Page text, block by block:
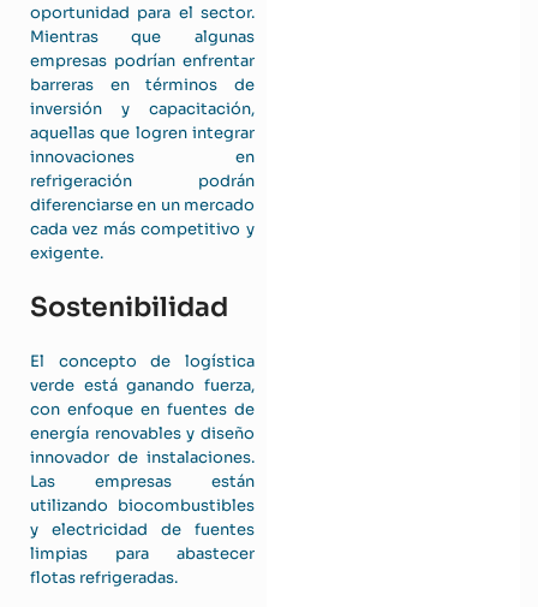
oportunidad para el sector.
Mientras que algunas
empresas podrían enfrentar
barreras en términos de
inversión y capacitación,
aquellas que logren integrar
innovaciones en
refrigeración podrán
diferenciarse en un mercado
cada vez más competitivo y
exigente.
Sostenibilidad
El concepto de logística
verde está ganando fuerza,
con enfoque en fuentes de
energía renovables y diseño
innovador de instalaciones.
Las empresas están
utilizando biocombustibles
y electricidad de fuentes
limpias para abastecer
flotas refrigeradas.